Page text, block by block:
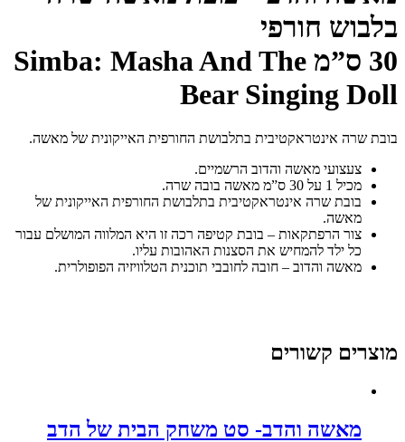
בלבוש חורפי
30 ס”מ Simba: Masha And The
Bear Singing Doll
בובת שרה אינטראקטיבית בתלבושת החורפית האייקונית של מאשה.
צעצועי מאשה והדוב הרשמיים.
מכיל 1 על 30 ס”מ מאשה בובה שרה.
בובת שרה אינטראקטיבית בתלבושת החורפית האייקונית של
מאשה.
צור הרפתקאות – בובת קטיפה רכה זו היא המלווה המושלם עבור
כל ילד להמחיש את הסצנות האהובות עליו.
מאשה והדוב – חובה לחובבי תוכנית הטלוויזיה הפופולרית.
מוצרים קשורים
מאשה והדב- סט משחק הבית של הדב